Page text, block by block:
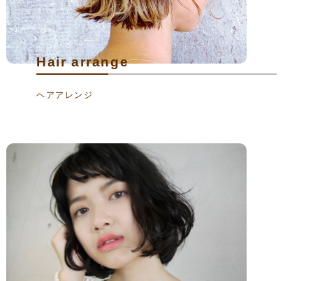
Hair arrange
ヘアアレンジ